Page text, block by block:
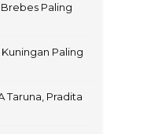
Paling
Paling
Taruna, Pradita